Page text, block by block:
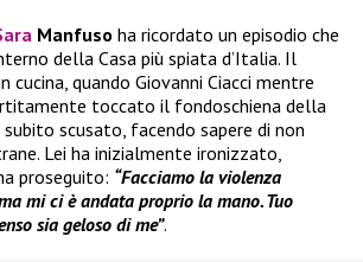
Manfuso ha ricordato un episodio che
della Casa più spiata d’Italia. Il
quando Giovanni Ciacci mentre
toccato il fondoschiena della
subito scusato, facendo sapere di non
Lei ha inizialmente ironizzato,
proseguito: “Facciamo la violenza
mi ci è andata proprio la mano. Tuo
sia geloso di me”.